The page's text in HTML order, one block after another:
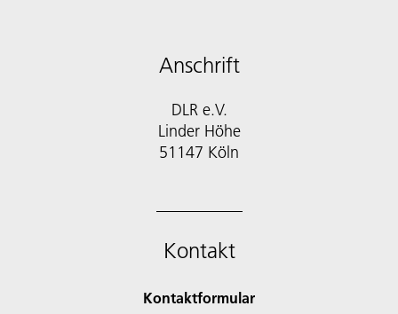
Anschrift
DLR e.V.
Linder Höhe
51147 Köln
Kontakt
Kontaktformular